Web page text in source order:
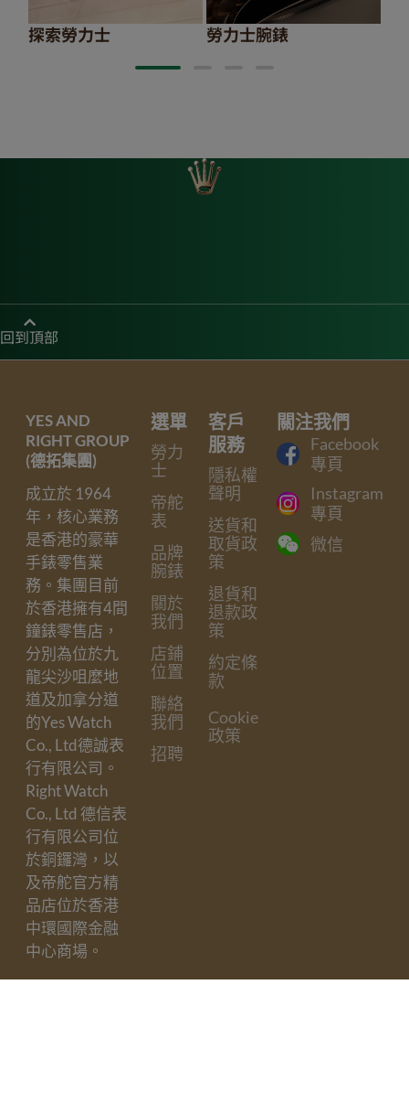
探索勞力士 勞力士腕錶
回到頂部
選單
勞力
士
帝舵
表
品牌
腕錶
關於
我們
店鋪
位置
聯絡
我們
招聘
客戶
服務
隱私權
聲明
送貨和
取貨政
策
退貨和
退款政
策
約定條
款
Cookie
政策
關注我們
Facebook
專頁
Instagram
專頁
微信
YES AND
RIGHT GROUP
(德拓集團)
成立於 1964
年，核心業務
是香港的豪華
手錶零售業
務。集團目前
於香港擁有4間
鐘錶零售店，
分別為位於九
龍尖沙咀麼地
道及加拿分道
的Yes Watch
Co., Ltd德誠表
行有限公司。
Right Watch
Co., Ltd 德信表
行有限公司位
於銅鑼灣，以
及帝舵官方精
品店位於香港
中環國際金融
中心商場。